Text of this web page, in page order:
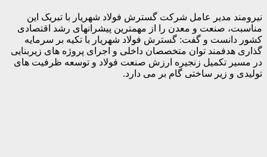
نیرومند مدیر عامل شرکت گسترش فولاد شهریار با تبریک این
مناسبت، صنعت و معدن را از مهمترین پیشرانهای رشد اقتصادی
کشور دانست و گفت: گسترش فولاد شهریار با تکیه بر سرمایه
گذاری هدفمند توان متخصصان داخلی و اجرای پروژه های زیربنایی
در مسیر تکمیل زنجیره ارزش صنعت فولاد و توسعه ظرفیت های
تولیدی و زیر ساختی گام بر می دارد.